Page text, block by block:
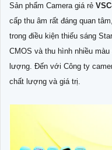
Sản phẩm Camera giá rẻ
cấp thu âm rất đáng quan
trong điều kiện thiếu sáng
CMOS và thu hình nhiều
lượng. Đến với Công ty
chất lượng và giá trị.